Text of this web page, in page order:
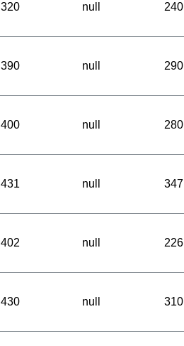
320 null 240
390 null 290
400 null 280
431 null 347
402 null 226
430 null 310